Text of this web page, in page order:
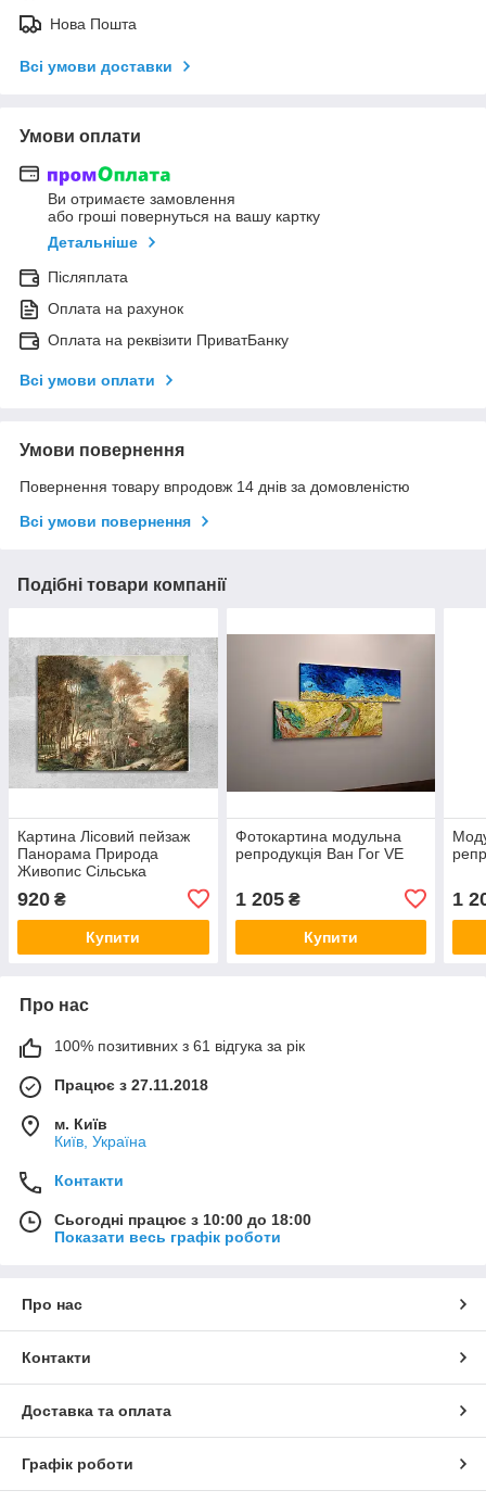
Нова Пошта
Всі умови доставки
Умови оплати
Ви отримаєте замовлення
або гроші повернуться на вашу картку
Детальніше
Післяплата
Оплата на рахунок
Оплата на реквізити ПриватБанку
Всі умови оплати
Умови повернення
Повернення товару впродовж 14 днів за домовленістю
Всі умови повернення
Подібні товари компанії
Картина Лісовий пейзаж
Панорама Природа
Живопис Сільська
Репродукція Осінній ліс VE
920 ₴
Купити
Фотокартина модульна
репродукція Ван Гог VE
1 205₴
Купити
1
Про нас
100% позитивних з 61 відгука за рік
Працює з 27.11.2018
м. Київ
Київ, Україна
Контакти
Сьогодні працює з 10:00 до 18:00
Показати весь графік роботи
Про нас
Контакти
Доставка та оплата
Графік роботи